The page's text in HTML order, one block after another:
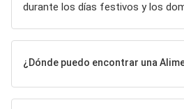
durante los días festivos y los
¿Dónde puedo encontrar una